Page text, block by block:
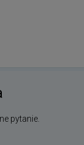
pytanie.